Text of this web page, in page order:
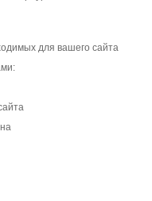
для вашего сайта